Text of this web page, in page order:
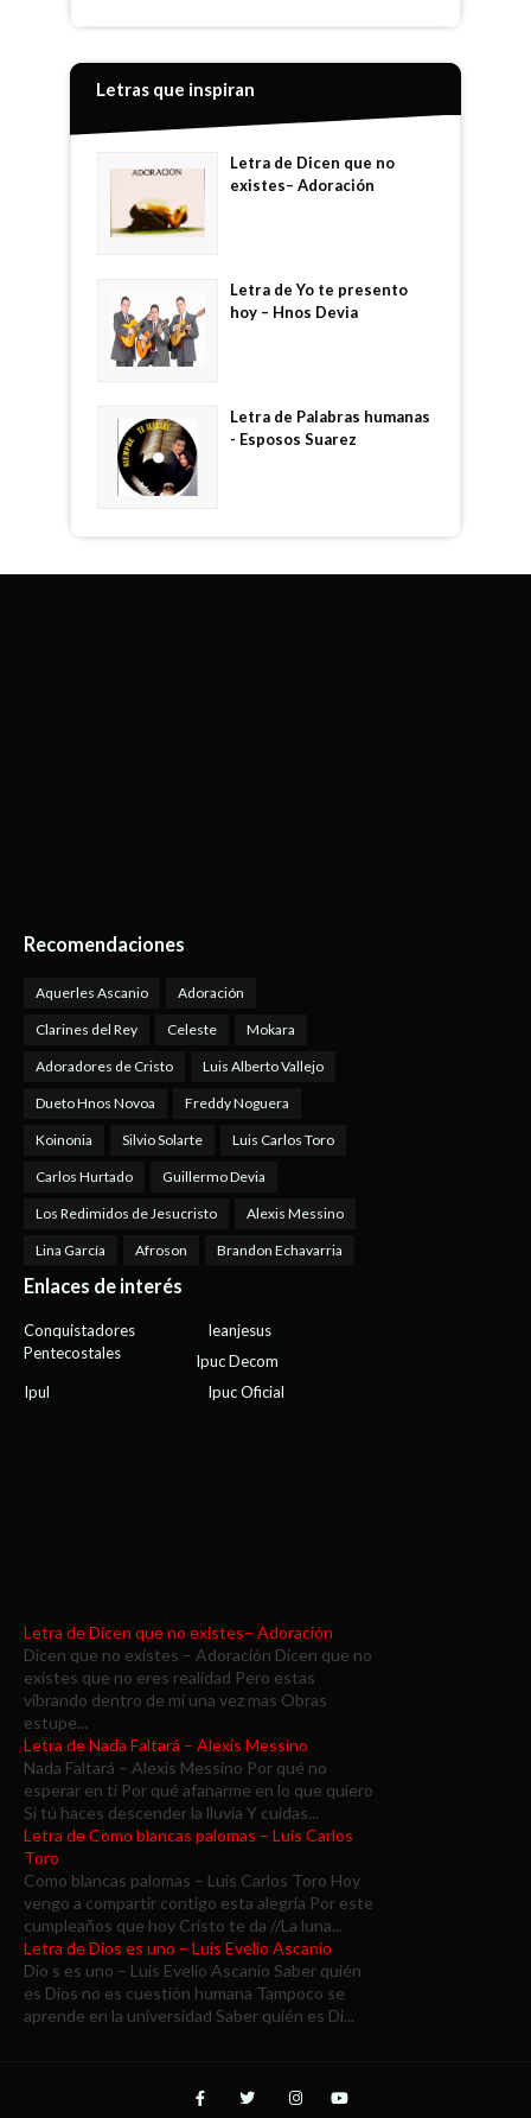
Letras que inspiran
Letra de Dicen que no
existes– Adoración
Letra de Yo te presento
hoy – Hnos Devia
Letra de Palabras humanas
- Esposos Suarez
Recomendaciones
Aquerles Ascanio Adoración
Clarines del Rey Celeste Mokara
Adoradores de Cristo Luis Alberto Vallejo
Dueto Hnos Novoa Freddy Noguera
Koinonia Silvio Solarte Luis Carlos Toro
Carlos Hurtado Guillermo Devia
Los Redimidos de Jesucristo Alexis Messino
Lina García Afroson Brandon Echavarria
Enlaces de interés
Conquistadores
Pentecostales
Ieanjesus
Ipuc Decom
Ipuc Oficial
Ipul
Letra de Dicen que no existes– Adoración
Dicen que no existes – Adoración Dicen que no
existes que no eres realidad Pero estas
vibrando dentro de mí una vez mas Obras
estupe...
Letra de Nada Faltará – Alexis Messino
Nada Faltará – Alexis Messino Por qué no
esperar en ti Por qué afanarme en lo que quiero
Si tú haces descender la lluvia Y cuidas...
Letra de Como blancas palomas – Luis Carlos
Toro
Como blancas palomas – Luis Carlos Toro Hoy
vengo a compartir contigo esta alegría Por este
cumpleaños que hoy Cristo te da //La luna...
Letra de Dios es uno – Luis Evelio Ascanio
Dio s es uno – Luis Evelio Ascanio Saber quién
es Dios no es cuestión humana Tampoco se
aprende en la universidad Saber quién es Di...